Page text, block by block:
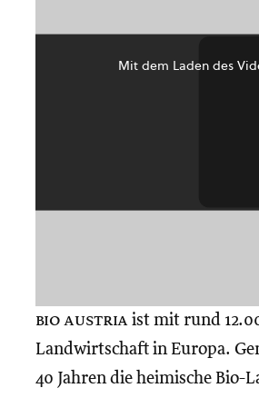
Mit dem Laden des
bio austria ist mit rund
Landwirtschaft in Europa.
40 Jahren die heimische